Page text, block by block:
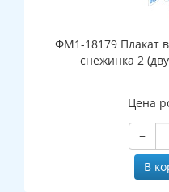
ФМ1-18179 Плакат
снежинка 2
Цена
−
В